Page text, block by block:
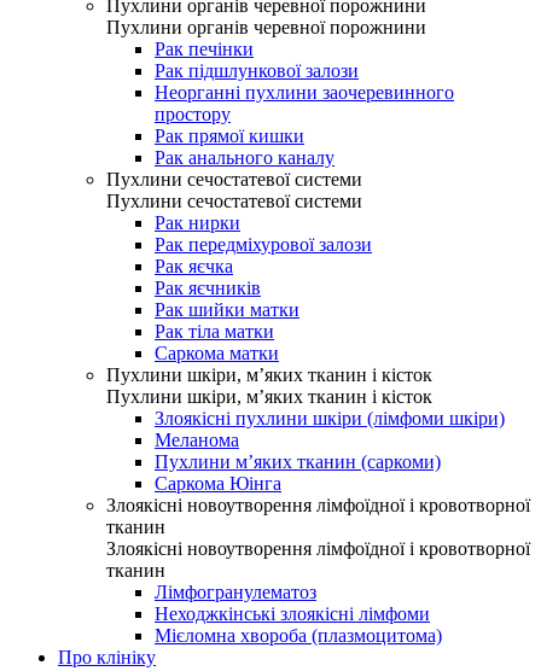
Пухлини органів черевної порожнини
Пухлини органів черевної порожнини
Рак печінки
Рак підшлункової залози
Неорганні пухлини заочеревинного
простору
Рак прямої кишки
Рак анального каналу
Пухлини сечостатевої системи
Пухлини сечостатевої системи
Рак нирки
Рак передміхурової залози
Рак яєчка
Рак яєчників
Рак шийки матки
Рак тіла матки
Саркома матки
Пухлини шкіри, м’яких тканин і кісток
Пухлини шкіри, м’яких тканин і кісток
Злоякісні пухлини шкіри (лімфоми шкіри)
Меланома
Пухлини м’яких тканин (саркоми)
Саркома Юінга
Злоякісні новоутворення лімфоїдної і кровотворної
тканин
Злоякісні новоутворення лімфоїдної і кровотворної
тканин
Лімфогранулематоз
Неходжкінські злоякісні лімфоми
Мієломна хвороба (плазмоцитома)
Про клініку